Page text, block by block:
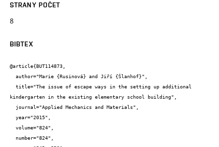
STRANY POČET
8
BIBTEX
@article{BUT114873,
kindergarten in the existing elementary school building",